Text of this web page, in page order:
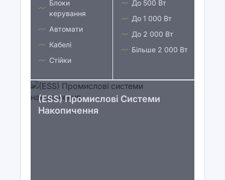
Блоки
керування
Автомати
Кабелі
Стійки
До 500 Вт
До 1 000 Вт
До 2 000 Вт
Більше 2 000 Вт
(ESS) Промислові Системи
Накопичення